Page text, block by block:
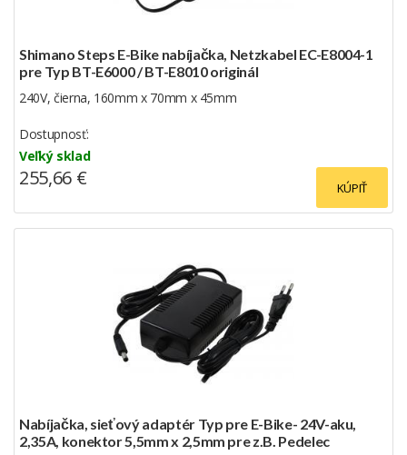
Shimano Steps E-Bike nabíjačka, Netzkabel EC-E8004-1
pre Typ BT-E6000 / BT-E8010 originál
240V, čierna, 160mm x 70mm x 45mm
Dostupnosť:
Veľký sklad
KÚPIŤ
255,66 €
Nabíjačka, sieťový adaptér Typ pre E-Bike- 24V-aku,
2,35A, konektor 5,5mm x 2,5mm pre z.B. Pedelec